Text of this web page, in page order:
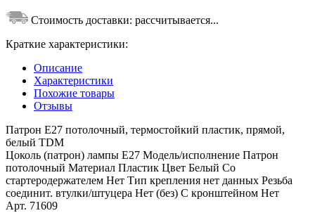
Стоимость доставки: рассчитывается...
Краткие характеристики:
Описание
Характеристики
Похожие товары
Отзывы
Патрон Е27 потолочный, термостойкий пластик, прямой,
белый TDM
Цоколь (патрон) лампы E27 Модель/исполнение Патрон
потолочный Материал Пластик Цвет Белый Со
стартеродержателем Нет Тип крепления нет данных Резьба
соединит. втулки/штуцера Нет (без) С кронштейном Нет
Арт. 71609